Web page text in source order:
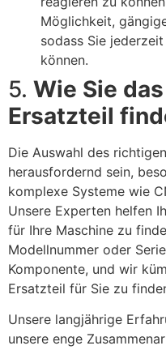
Möglichkeit,
sodass Sie
können.
5. Wie Sie
Ersatzteil
Die Auswahl des
herausfordernd sein,
komplexe Systeme wie
Unsere Experten helfen
für Ihre Maschine zu
Modellnummer oder
Komponente, und wir
Ersatzteil für Sie zu
Unsere langjährige
unsere enge